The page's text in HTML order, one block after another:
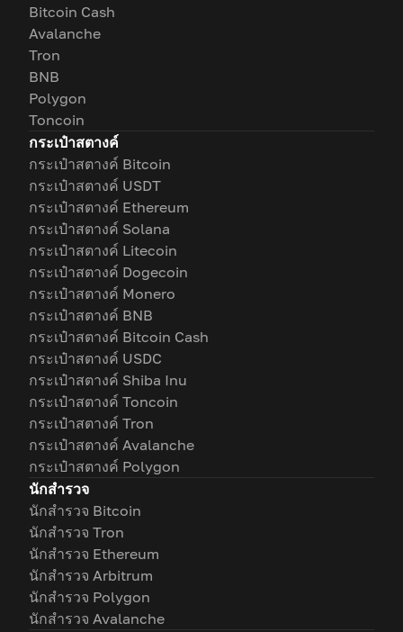
Bitcoin Cash
Avalanche
Tron
BNB
Polygon
Toncoin
กระเป๋าสตางค์
กระเป๋าสตางค์ Bitcoin
กระเป๋าสตางค์ USDT
กระเป๋าสตางค์ Ethereum
กระเป๋าสตางค์ Solana
กระเป๋าสตางค์ Litecoin
กระเป๋าสตางค์ Dogecoin
กระเป๋าสตางค์ Monero
กระเป๋าสตางค์ BNB
กระเป๋าสตางค์ Bitcoin Cash
กระเป๋าสตางค์ USDC
กระเป๋าสตางค์ Shiba Inu
กระเป๋าสตางค์ Toncoin
กระเป๋าสตางค์ Tron
กระเป๋าสตางค์ Avalanche
กระเป๋าสตางค์ Polygon
นักสำรวจ
นักสำรวจ Bitcoin
นักสำรวจ Tron
นักสำรวจ Ethereum
นักสำรวจ Arbitrum
นักสำรวจ Polygon
นักสำรวจ Avalanche